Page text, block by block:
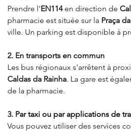
Prendre l'EN114 en direction de
pharmacie est située sur la Praça
ville. Un parking est disponible à
2. En transports en commun
Les bus régionaux s'arrêtent à
Caldas da Rainha. La gare est
de la pharmacie.​
3. Par taxi ou par applications de
Vous pouvez utiliser des services